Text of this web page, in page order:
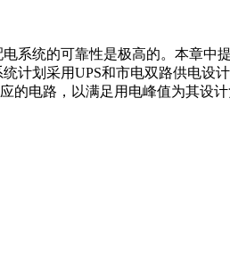
系统的可靠性是极高的。本章中
计划采用UPS和市电双路供电设
的电路，以满足用电峰值为其设